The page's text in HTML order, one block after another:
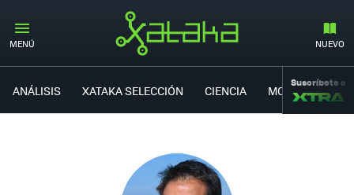
MENÚ NUEVO
ANÁLISIS XATAKA SELECCIÓN CIENCIA MOVILIDAD
Suscríbete a